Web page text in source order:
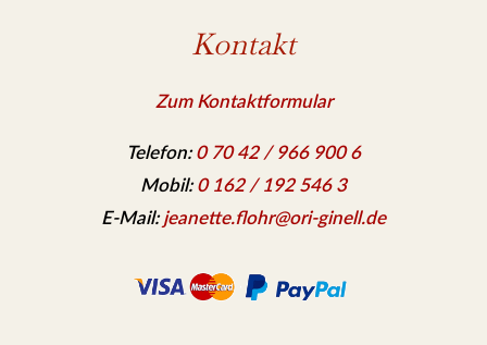
Kontakt
Zum Kontaktformular
Telefon:0 70 42 / 966 900 6
Mobil:0 162 / 192 546 3
E-Mail: jeanette.flohr@ori-ginell.de